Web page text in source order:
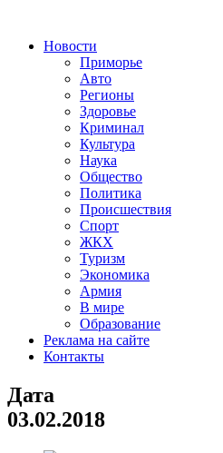
Новости
Приморье
Авто
Регионы
Здоровье
Криминал
Культура
Наука
Общество
Политика
Происшествия
Спорт
ЖКХ
Туризм
Экономика
Армия
В мире
Образование
Реклама на сайте
Контакты
Дата
03.02.2018